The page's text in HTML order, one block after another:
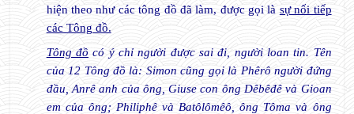
hiện theo như các tông đồ đã làm, được gọi là sự nối tiếp
các Tông đồ.
Tông đồ có ý chỉ người được sai đi, người loan tin. Tên
của 12 Tông đồ là: Simon cũng gọi là Phêrô người đứng
đầu, Anrê anh của ông, Giuse con ông Dêbêđê và Gioan
em của ông; Philiphê và Batôlômêô, ông Tôma và ông